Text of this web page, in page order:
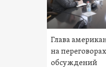
Глава
на
обсуждений